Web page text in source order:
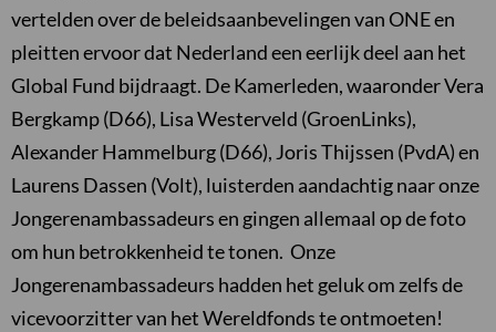
vertelden over de beleidsaanbevelingen van ONE en
pleitten ervoor dat Nederland een eerlijk deel aan het
Global Fund bijdraagt. De Kamerleden, waaronder Vera
Bergkamp (D66), Lisa Westerveld (GroenLinks),
Alexander Hammelburg (D66), Joris Thijssen (PvdA) en
Laurens Dassen (Volt), luisterden aandachtig naar onze
Jongerenambassadeurs en gingen allemaal op de foto
om hun betrokkenheid te tonen. Onze
Jongerenambassadeurs hadden het geluk om zelfs de
vicevoorzitter van het Wereldfonds te ontmoeten!